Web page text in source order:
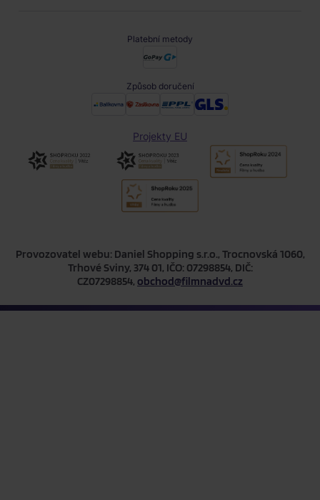
Platební metody
Způsob doručení
Projekty EU
Provozovatel webu: Daniel Shopping s.r.o., Trocnovská 1060,
Trhové Sviny, 374 01, IČO: 07298854, DIČ:
CZ07298854, obchod@filmnadvd.cz